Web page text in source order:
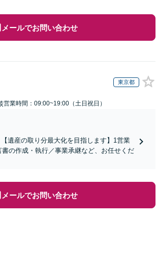
メールでお問い合わせ
東京都
営業時間：09:00~19:00（土日祝日）
遺産の取り分最大化を目指します】1営業
の作成・執行／事業承継など、お任せくだ
メールでお問い合わせ